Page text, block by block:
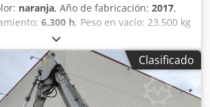
naranja, Año de fabricación: 2017,
6.300 h, Peso en vacío: 23.500 kg
de oruga: 60 cm Ubicación: Lérida
de orugas de ocasión Doosan
necesaria para realizar
trabajo, ya sea en zonas urbanas
en puentes o carreteras, con
Clasificado